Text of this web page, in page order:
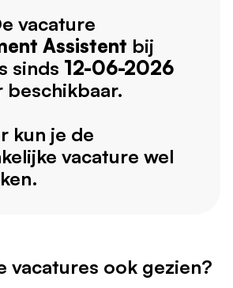
vacature
Assistent bij
sinds 12-06-2026
beschikbaar.
kun je de
vacature wel
vacatures ook gezien?